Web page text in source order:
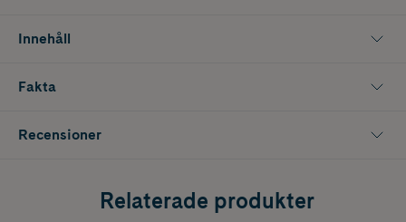
Innehåll
Fakta
Recensioner
Relaterade produkter